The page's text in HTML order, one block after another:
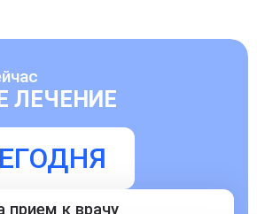
ЛЕЧЕНИЕ
прием к врачу